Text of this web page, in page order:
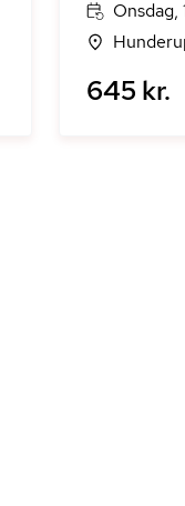
Onsdag,
645 kr.